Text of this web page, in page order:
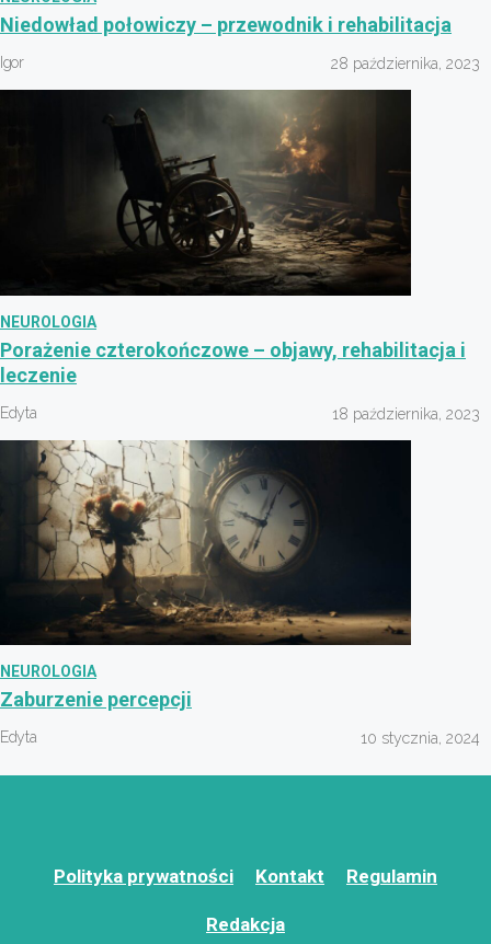
Niedowład połowiczy – przewodnik i rehabilitacja
Igor 28 października, 2023
NEUROLOGIA
Porażenie czterokończowe – objawy, rehabilitacja i
leczenie
Edyta 18 października, 2023
NEUROLOGIA
Zaburzenie percepcji
Edyta 10 stycznia, 2024
Polityka prywatności Kontakt Regulamin
Redakcja